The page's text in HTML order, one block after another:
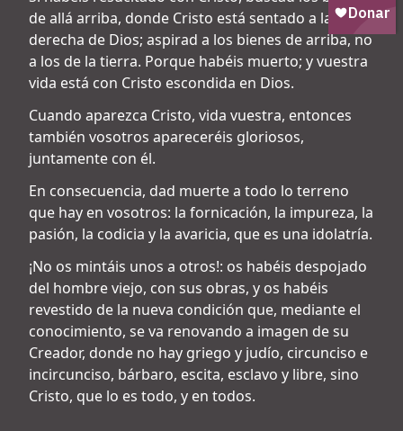
de allá arriba, donde Cristo está sentado a la
derecha de Dios; aspirad a los bienes de arriba, no
a los de la tierra. Porque habéis muerto; y vuestra
vida está con Cristo escondida en Dios.
Cuando aparezca Cristo, vida vuestra, entonces
también vosotros apareceréis gloriosos,
juntamente con él.
En consecuencia, dad muerte a todo lo terreno
que hay en vosotros: la fornicación, la impureza, la
pasión, la codicia y la avaricia, que es una idolatría.
¡No os mintáis unos a otros!: os habéis despojado
del hombre viejo, con sus obras, y os habéis
revestido de la nueva condición que, mediante el
conocimiento, se va renovando a imagen de su
Creador, donde no hay griego y judío, circunciso e
incircunciso, bárbaro, escita, esclavo y libre, sino
Cristo, que lo es todo, y en todos.